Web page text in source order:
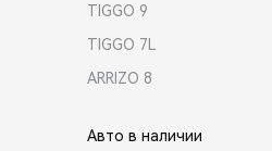
TIGGO 9
TIGGO 7L
ARRIZO 8
Авто в наличии